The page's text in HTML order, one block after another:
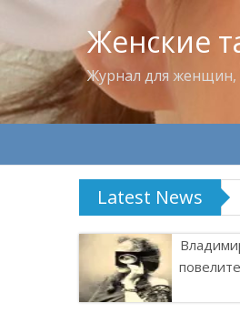
Женские
Журнал для женщин,
Latest News